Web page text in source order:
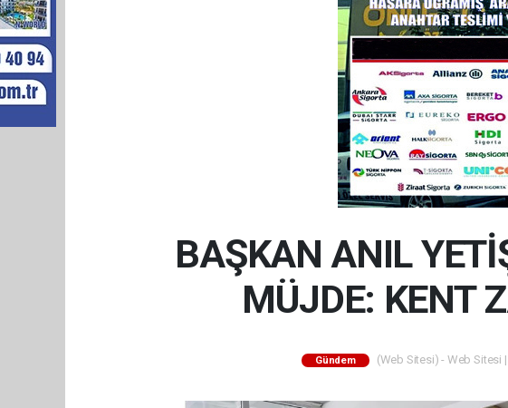
BAŞKAN ANIL
MÜJDE: KENT
Gündem (Web Sitesi) - Web Sitesi